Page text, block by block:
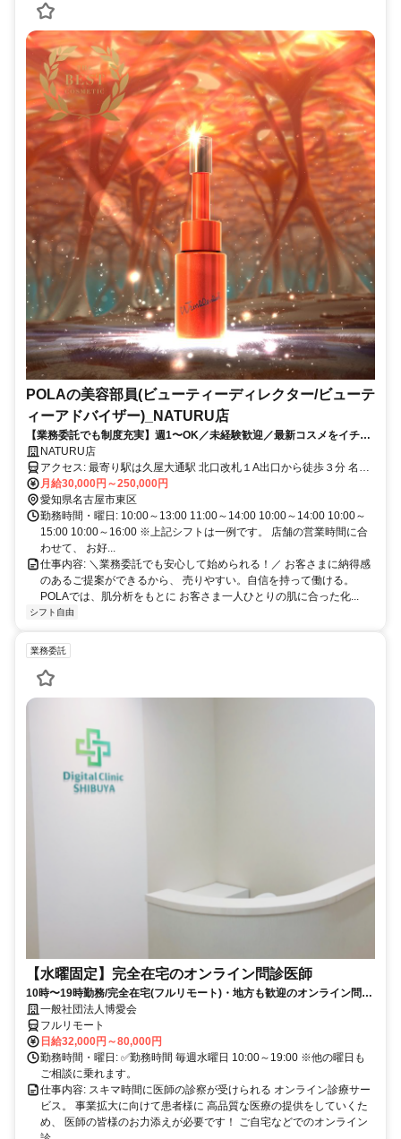
POLAの美容部員(ビューティーディレクター/ビューテ
ィーアドバイザー)_NATURU店
【業務委託でも制度充実】週1〜OK／未経験歓迎／最新コスメをイチ早
くお試し♪お客様も自分もキレイに／Wワーク・副業
NATURU店
アクセス: 最寄り駅は久屋大通駅 北口改札１A出口から徒歩３分 名鉄
瀬戸電 栄駅から徒歩１０分
月給30,000円～250,000円
愛知県名古屋市東区
勤務時間・曜日: 10:00～13:00 11:00～14:00 10:00～14:00 10:00～
15:00 10:00～16:00 ※上記シフトは一例です。 店舗の営業時間に合
わせて、 お好...
仕事内容: ＼業務委託でも安心して始められる！／ お客さまに納得感
のあるご提案ができるから、 売りやすい。自信を持って働ける。
POLAでは、肌分析をもとに お客さま一人ひとりの肌に合った化...
シフト自由
業務委託
【水曜固定】完全在宅のオンライン問診医師
10時〜19時勤務/完全在宅(フルリモート)・地方も歓迎のオンライン問診
業務一般社団法人博愛会
フルリモート
日給32,000円～80,000円
勤務時間・曜日: ✅勤務時間 毎週水曜日 10:00～19:00 ※他の曜日も
ご相談に乗れます。
仕事内容: スキマ時間に医師の診察が受けられる オンライン診療サー
ビス。 事業拡大に向けて患者様に 高品質な医療の提供をしていくた
め、 医師の皆様のお力添えが必要です！ ご自宅などでのオンライン